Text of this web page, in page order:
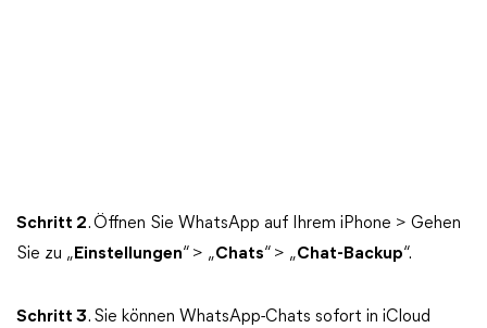
Schritt 2. Öffnen Sie WhatsApp auf Ihrem iPhone > Gehen
Sie zu „ Einstellungen“ > „Chats“ > „Chat-Backup“.
Schritt 3. Sie können WhatsApp-Chats sofort in iCloud